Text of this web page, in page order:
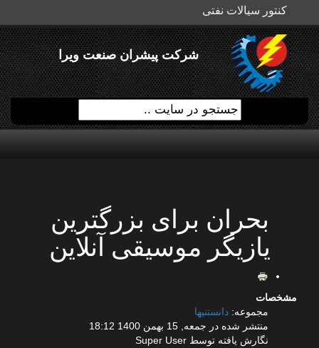
شرکت پیشران صنعت ویرا
بحران برای بزرگترین
یازیگر موسیقی آنلاین
مشخصات
مجموعه: دانستنیها
منتشر شده در جمعه, 15 بهمن 1400 18:12
نگارش یافته توسط Super User
کنتور سیالات نفتی